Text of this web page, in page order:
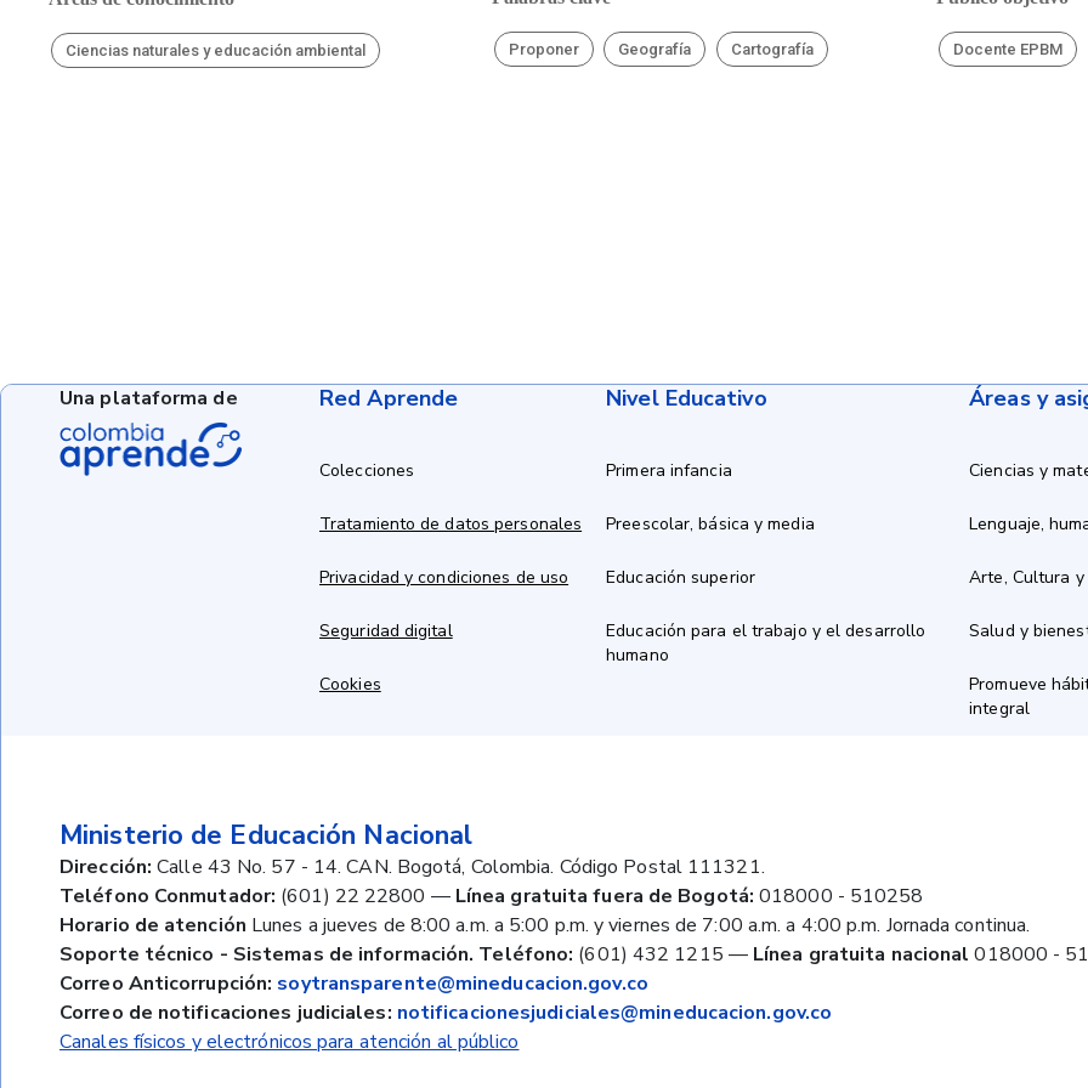
Ciencias naturales y educación ambiental Proponer Geografía Cartografía Docente EPBM
Red Aprende
Colecciones
Tratamiento de datos personales
Privacidad y condiciones de uso
Seguridad digital
Cookies
Nivel Educativo
Primera infancia
Preescolar, básica y media
Educación superior
Educación para el trabajo y el desarrollo
humano
Áreas y
Ciencias y
Lenguaje,
Arte, Cultura y
Salud y
Promueve
integral
Ministerio de Educación Nacional
Dirección: Calle 43 No. 57 - 14. CAN. Bogotá, Colombia. Código Postal 111321.
Teléfono Conmutador: (601) 22 22800 — Línea gratuita fuera de Bogotá: 018000 - 510258
Horario de atención Lunes a jueves de 8:00 a.m. a 5:00 p.m. y viernes de 7:00 a.m. a 4:00 p.m. Jornada continua.
Soporte técnico - Sistemas de información. Teléfono: (601) 432 1215 — Línea gratuita nacional 018000 -
Correo Anticorrupción: soytransparente@mineducacion.gov.co
Correo de notificaciones judiciales: notificacionesjudiciales@mineducacion.gov.co
Canales físicos y electrónicos para atención al público
Una plataforma de